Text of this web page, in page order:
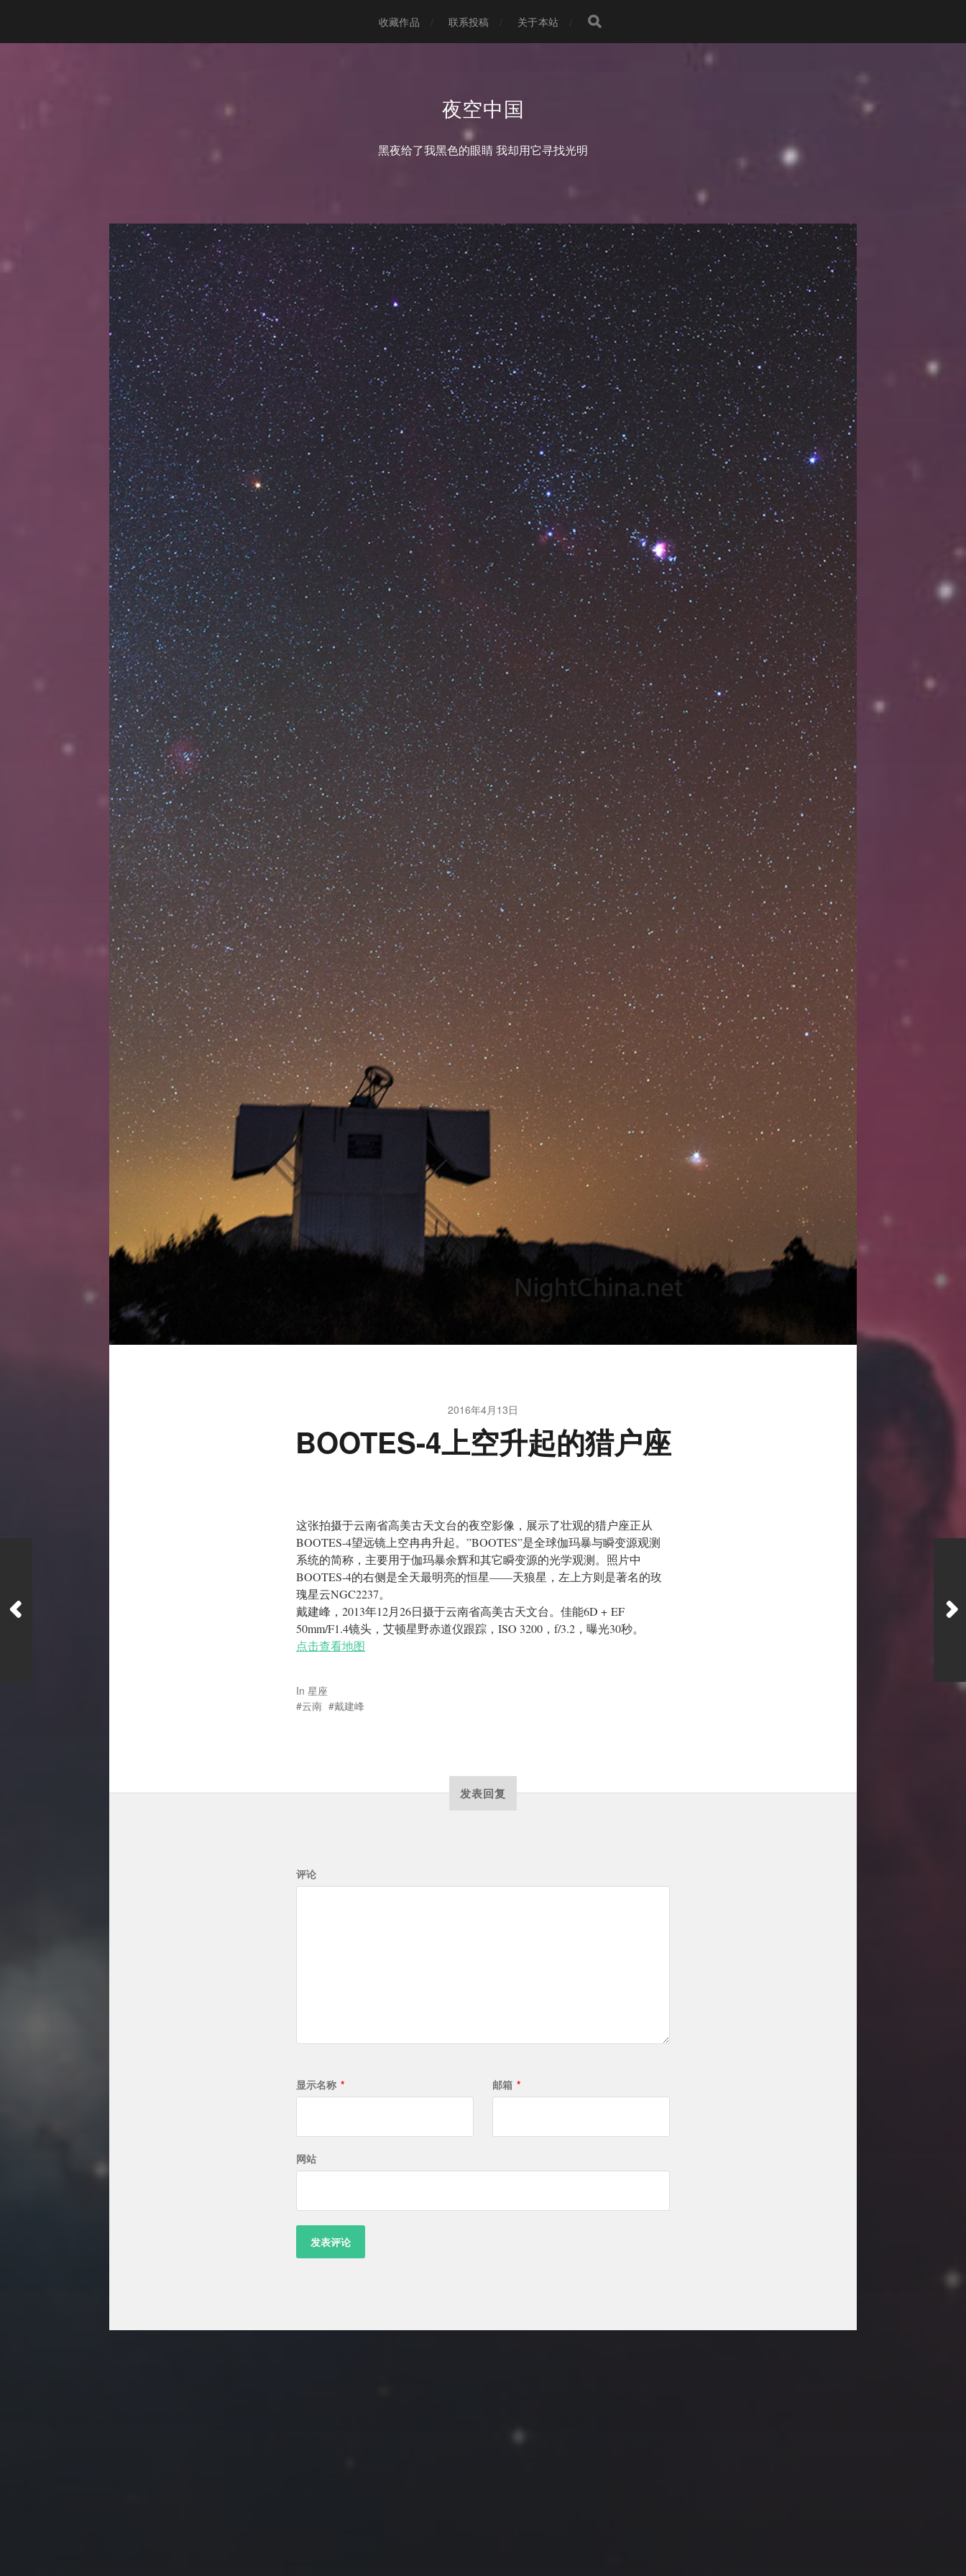
收藏作品 联系投稿 关于本站
夜空中国
黑夜给了我黑色的眼睛 我却用它寻找光明
2016年4月13日
BOOTES-4上空升起的猎户座
这张拍摄于云南省高美古天文台的夜空影像，展示了壮观的猎户座正从
BOOTES-4望远镜上空冉冉升起。”BOOTES”是全球伽玛暴与瞬变源观测
系统的简称，主要用于伽玛暴余辉和其它瞬变源的光学观测。照片中
BOOTES-4的右侧是全天最明亮的恒星——天狼星，左上方则是著名的玫
瑰星云NGC2237。
戴建峰，2013年12月26日摄于云南省高美古天文台。佳能6D + EF
50mm/F1.4镜头，艾顿星野赤道仪跟踪，ISO 3200，f/3.2，曝光30秒。
点击查看地图
In 星座
云南
戴建峰
发表回复
评论
显示名称 * 邮箱 *
网站